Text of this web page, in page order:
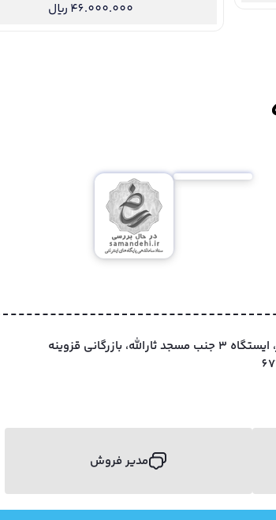
46.000.000 ریال
کرمانشاه، شهرک ظفر، ایستگاه 3 جنب مسجد ثارالله، بازرگانی قزوینه
مدیر فروش